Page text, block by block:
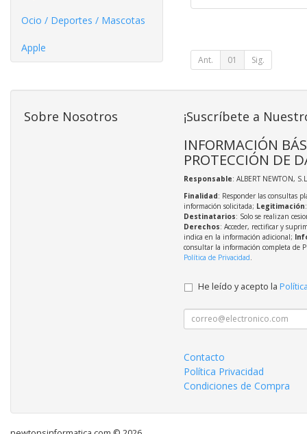
Ocio / Deportes / Mascotas
Apple
Ant. 01 Sig.
Sobre Nosotros ¡Suscríbete a
INFORMACIÓN
PROTECCIÓN DE
Responsable: ALBERT NEWTON,
Finalidad: Responder las consultas
información solicitada; Legitimación
Destinatarios: Solo se realizan
Derechos: Acceder, rectificar y
indica en la información adicional;
consultar la información completa de
Política de Privacidad.
He leído y acepto la
Contacto
Política Privacidad
Condiciones de Compra